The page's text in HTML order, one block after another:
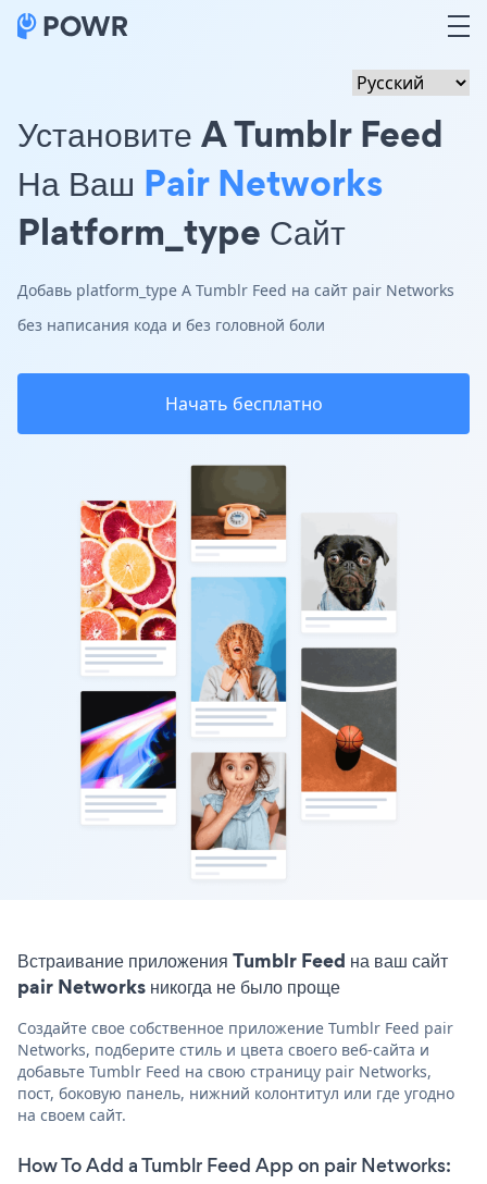
Установите A Tumblr Feed
На Ваш Pair Networks
Platform_type Сайт
Добавь platform_type A Tumblr Feed на сайт pair Networks
без написания кода и без головной боли
Начать бесплатно
Встраивание приложения Tumblr Feed на ваш сайт
pair Networks никогда не было проще
Создайте свое собственное приложение Tumblr Feed pair
Networks, подберите стиль и цвета своего веб-сайта и
добавьте Tumblr Feed на свою страницу pair Networks,
пост, боковую панель, нижний колонтитул или где угодно
на своем сайт.
How To Add a Tumblr Feed App on pair Networks: